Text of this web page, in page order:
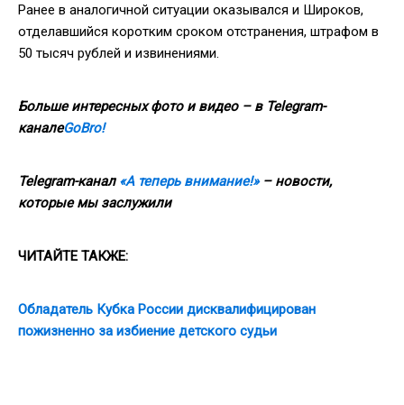
Ранее в аналогичной ситуации оказывался и Широков,
отделавшийся коротким сроком отстранения, штрафом в
50 тысяч рублей и извинениями.
Больше интересных фото и видео – в Telegram-
каналеGoBro!
Telegram-канал «А теперь внимание!»– новости,
которые мы заслужили
ЧИТАЙТЕ ТАКЖЕ:
Обладатель Кубка России дисквалифицирован
пожизненно за избиение детского судьи